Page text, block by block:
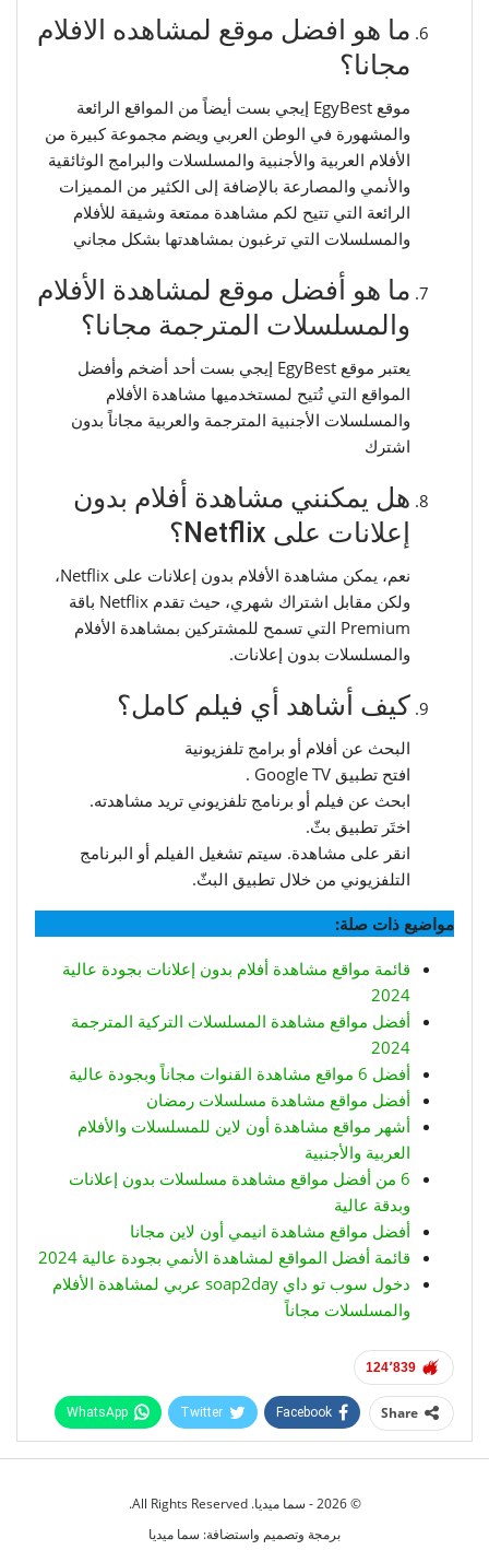
ما هو افضل موقع لمشاهده الافلام
مجانا؟
موقع EgyBest إيجي بست أيضاً من المواقع الرائعة
والمشهورة في الوطن العربي ويضم مجموعة كبيرة من
الأفلام العربية والأجنبية والمسلسلات والبرامج الوثائقية
والأنمي والمصارعة بالإضافة إلى الكثير من المميزات
الرائعة التي تتيح لكم مشاهدة ممتعة وشيقة للأفلام
والمسلسلات التي ترغبون بمشاهدتها بشكل مجاني
ما هو أفضل موقع لمشاهدة الأفلام
والمسلسلات المترجمة مجانا؟
يعتبر موقع EgyBest إيجي بست أحد أضخم وأفضل
المواقع التي تُتيح لمستخدميها مشاهدة الأفلام
والمسلسلات الأجنبية المترجمة والعربية مجاناً بدون
اشترك
هل يمكنني مشاهدة أفلام بدون
إعلانات على Netflix؟
نعم، يمكن مشاهدة الأفلام بدون إعلانات على Netflix،
ولكن مقابل اشتراك شهري، حيث تقدم Netflix باقة
Premium التي تسمح للمشتركين بمشاهدة الأفلام
والمسلسلات بدون إعلانات.
كيف أشاهد أي فيلم كامل؟
البحث عن أفلام أو برامج تلفزيونية
افتح تطبيق Google TV .
ابحث عن فيلم أو برنامج تلفزيوني تريد مشاهدته.
اختَر تطبيق بثّ.
انقر على مشاهدة. سيتم تشغيل الفيلم أو البرنامج
التلفزيوني من خلال تطبيق البثّ.
مواضيع ذات صلة:
قائمة مواقع مشاهدة أفلام بدون إعلانات بجودة عالية
2024
أفضل مواقع مشاهدة المسلسلات التركية المترجمة
2024
أفضل 6 مواقع مشاهدة القنوات مجاناً وبجودة عالية
أفضل مواقع مشاهدة مسلسلات رمضان
أشهر مواقع مشاهدة أون لاين للمسلسلات والأفلام
العربية والأجنبية
6 من أفضل مواقع مشاهدة مسلسلات بدون إعلانات
وبدقة عالية
أفضل مواقع مشاهدة انيمي أون لاين مجانا
قائمة أفضل المواقع لمشاهدة الأنمي بجودة عالية 2024
دخول سوب تو داي soap2day عربي لمشاهدة الأفلام
والمسلسلات مجاناً
124٬839
Share
Facebook
Twitter
WhatsApp
© 2026 - سما ميديا. All Rights Reserved.
برمجة وتصميم واستضافة: سما ميديا